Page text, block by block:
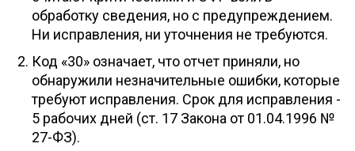
обработку сведения, но с предупреждением.
Ни исправления, ни уточнения не требуются.
Код «30» означает, что отчет приняли, но
обнаружили незначительные ошибки, которые
требуют исправления. Срок для исправления -
5 рабочих дней (ст. 17 Закона от 01.04.1996 №
27-ФЗ).